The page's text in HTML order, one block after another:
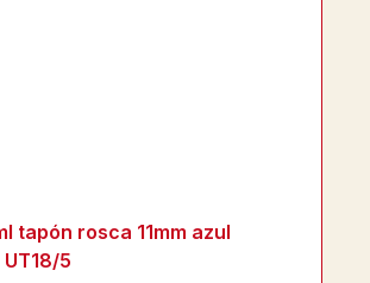
tapón rosca 11mm azul
5